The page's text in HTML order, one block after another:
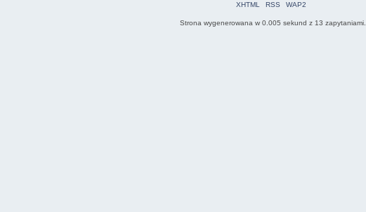
XHTML
RSS WAP2
Strona wygenerowana w 0.005 sekund z 13 zapytaniami.